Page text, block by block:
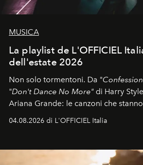
MUSICA
La playlist de L'OFFICIEL
dell'estate 2026
Non solo tormentoni. Da "
"Don't Dance No More" di Harry
Ariana Grande: le canzoni che
04.08.2026 di L'OFFICIEL Italia